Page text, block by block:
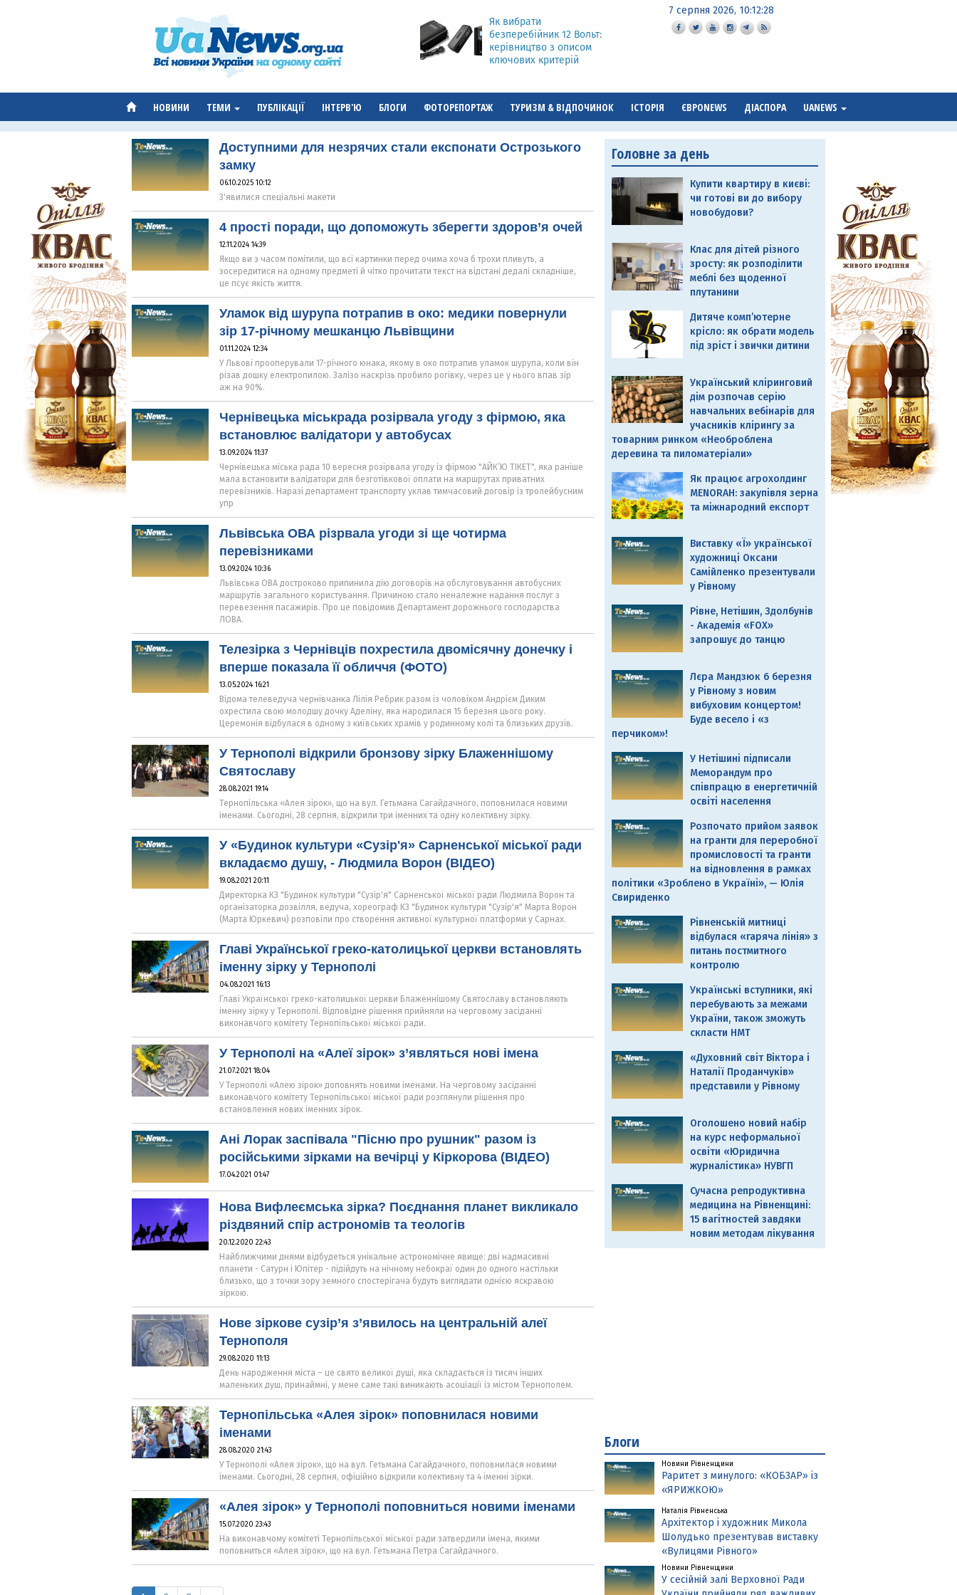
Як вибрати
безперебійник 12 Вольт:
керівництво з описом
ключових критерій
7 серпня 2026, 10:12:29
НОВИНИ ТЕМИ ПУБЛІКАЦІЇ ІНТЕРВ'Ю БЛОГИ ФОТОРЕПОРТАЖ ТУРИЗМ & ВІДПОЧИНОК ІСТОРІЯ ЄВРОNEWS ДІАСПОРА UANEWS
Доступними для незрячих стали експонати Острозького
замку
06.10.2025 10:12
З'явилися спеціальні макети
4 прості поради, що допоможуть зберегти здоров’я очей
12.11.2024 14:39
Якщо ви з часом помітили, що всі картинки перед очима хоча б трохи пливуть, а
зосередитися на одному предметі й чітко прочитати текст на відстані дедалі складніше,
це псує якість життя.
Уламок від шурупа потрапив в око: медики повернули
зір 17-річному мешканцю Львівщини
01.11.2024 12:34
У Львові прооперували 17-річного юнака, якому в око потрапив уламок шурупа, коли він
різав дошку електропилою. Залізо наскрізь пробило рогівку, через це у нього впав зір
аж на 90%.
Чернівецька міськрада розірвала угоду з фірмою, яка
встановлює валідатори у автобусах
13.09.2024 11:37
Чернівецька міська рада 10 вересня розірвала угоду із фірмою "АЙК’Ю ТІКЕТ", яка раніше
мала встановити валідатори для безготівкової оплати на маршрутах приватних
перевізників. Наразі департамент транспорту уклав тимчасовий договір із тролейбусним
упр
Львівська ОВА різрвала угоди зі ще чотирма
перевізниками
13.09.2024 10:36
Львівська ОВА достроково припинила дію договорів на обслуговування автобусних
маршрутів загального користування. Причиною стало неналежне надання послуг з
перевезення пасажирів. Про це повідомив Департамент дорожнього господарства
ЛОВА.
Телезірка з Чернівців похрестила двомісячну донечку і
вперше показала її обличчя (ФОТО)
13.05.2024 16:21
Відома телеведуча чернівчанка Лілія Ребрик разом із чоловіком Андрієм Диким
охрестила свою молодшу дочку Аделіну, яка народилася 15 березня цього року.
Церемонія відбулася в одному з київських храмів у родинному колі та близьких друзів.
У Тернополі відкрили бронзову зірку Блаженнішому
Святославу
28.08.2021 19:14
Тернопільська «Алея зірок», що на вул. Гетьмана Сагайдачного, поповнилася новими
іменами. Сьогодні, 28 серпня, відкрили три іменних та одну колективну зірку.
У «Будинок культури «Сузір'я» Сарненської міської ради
вкладаємо душу, - Людмила Ворон (ВІДЕО)
19.08.2021 20:11
Директорка КЗ "Будинок культури "Сузір'я" Сарненської міської ради Людмила Ворон та
організаторка дозвілля, ведуча, хореограф КЗ "Будинок культури "Сузір'я" Марта Ворон
(Марта Юркевич) розповіли про створення активної культурної платформи у Сарнах.
Главі Української греко-католицької церкви встановлять
іменну зірку у Тернополі
04.08.2021 16:13
Главі Української греко-католицької церкви Блаженнішому Святославу встановляють
іменну зірку у Тернополі. Відповідне рішення прийняли на черговому засіданні
виконавчого комітету Тернопільської міської ради.
У Тернополі на «Алеї зірок» з’являться нові імена
21.07.2021 18:04
У Тернополі «Алею зірок» доповнять новими іменами. На черговому засіданні
виконавчого комітету Тернопільської міської ради розглянули рішення про
встановлення нових іменних зірок.
Ані Лорак заспівала "Пісню про рушник" разом із
російськими зірками на вечірці у Кіркорова (ВІДЕО)
17.04.2021 01:47
Нова Вифлеємська зірка? Поєднання планет викликало
різдвяний спір астрономів та теологів
20.12.2020 22:43
Найближчими днями відбудеться унікальне астрономічне явище: дві надмасивні
планети - Сатурн і Юпітер - підійдуть на нічному небокраї один до одного настільки
близько, що з точки зору земного спостерігача будуть виглядати однією яскравою
зіркою.
Нове зіркове сузір’я з’явилось на центральній алеї
Тернополя
29.08.2020 11:13
День народження міста – це свято великої душі, яка складається із тисяч інших
маленьких душ, принаймні, у мене саме такі виникають асоціації із містом Тернополем.
Тернопільська «Алея зірок» поповнилася новими
іменами
28.08.2020 21:43
У Тернополі «Алея зірок», що на вул. Гетьмана Сагайдачного, поповнилася новими
іменами. Сьогодні, 28 серпня, офіційно відкрили колективну та 4 іменні зірки.
«Алея зірок» у Тернополі поповниться новими іменами
15.07.2020 23:43
На виконавчому комітеті Тернопільської міської ради затвердили імена, якими
поповниться «Алея зірок», що на вул. Гетьмана Петра Сагайдачного.
Головне за день
Купити квартиру в києві:
чи готові ви до вибору
новобудови?
Клас для дітей різного
зросту: як розподілити
меблі без щоденної
плутанини
Дитяче комп’ютерне
крісло: як обрати модель
під зріст і звички дитини
Український кліринговий
дім розпочав серію
навчальних вебінарів для
учасників клірингу за
товарним ринком «Необроблена
деревина та пиломатеріали»
Як працює агрохолдинг
MENORAH: закупівля зерна
та міжнародний експорт
Виставку «Ї» української
художниці Оксани
Самійленко презентували
у Рівному
Рівне, Нетішин, Здолбунів
- Академія «FOX»
запрошує до танцю
Лєра Мандзюк 6 березня
у Рівному з новим
вибуховим концертом!
Буде весело і «з
перчиком»!
У Нетішині підписали
Меморандум про
співпрацю в енергетичній
освіті населення
Розпочато прийом заявок
на гранти для переробної
промисловості та гранти
на відновлення в рамках
політики «Зроблено в Україні», — Юлія
Свириденко
Рівненській митниці
відбулася «гаряча лінія» з
питань постмитного
контролю
Українські вступники, які
перебувають за межами
України, також зможуть
скласти НМТ
«Духовний світ Віктора і
Наталії Проданчуків»
представили у Рівному
Оголошено новий набір
на курс неформальної
освіти «Юридична
журналістика» НУВГП
Сучасна репродуктивна
медицина на Рівненщині:
15 вагітностей завдяки
новим методам лікування
Блоги
Новини Рівненщини
Раритет з минулого: «КОБЗАР» із
«ЯРИЖКОЮ»
Наталія Рівненська
Архітектор і художник Микола
Шолудько презентував виставку
«Вулицями Рівного»
Новини Рівненщини
У сесійній залі Верховної Ради